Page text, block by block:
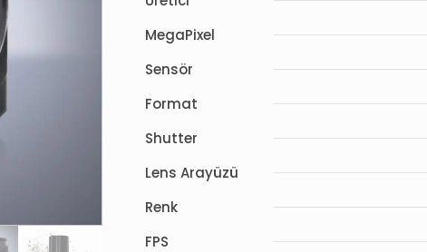
MegaPixel
Sensör
Format
Shutter
Lens Arayüzü
Renk
FPS